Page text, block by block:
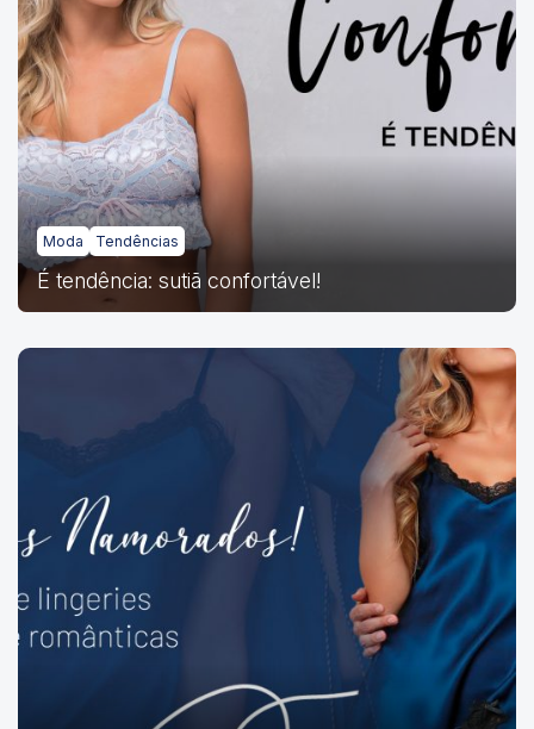
Moda Tendências
É tendência: sutiã confortável!